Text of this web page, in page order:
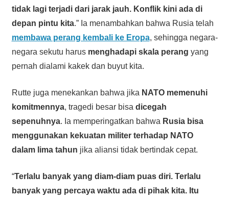
tidak lagi terjadi dari jarak jauh. Konflik kini ada di
depan pintu kita.” Ia menambahkan bahwa Rusia telah
membawa perang kembali ke Eropa, sehingga negara-
negara sekutu harus menghadapi skala perang yang
pernah dialami kakek dan buyut kita.
Rutte juga menekankan bahwa jika NATO memenuhi
komitmennya, tragedi besar bisa dicegah
sepenuhnya. Ia memperingatkan bahwa Rusia bisa
menggunakan kekuatan militer terhadap NATO
dalam lima tahun jika aliansi tidak bertindak cepat.
“Terlalu banyak yang diam-diam puas diri. Terlalu
banyak yang percaya waktu ada di pihak kita. Itu